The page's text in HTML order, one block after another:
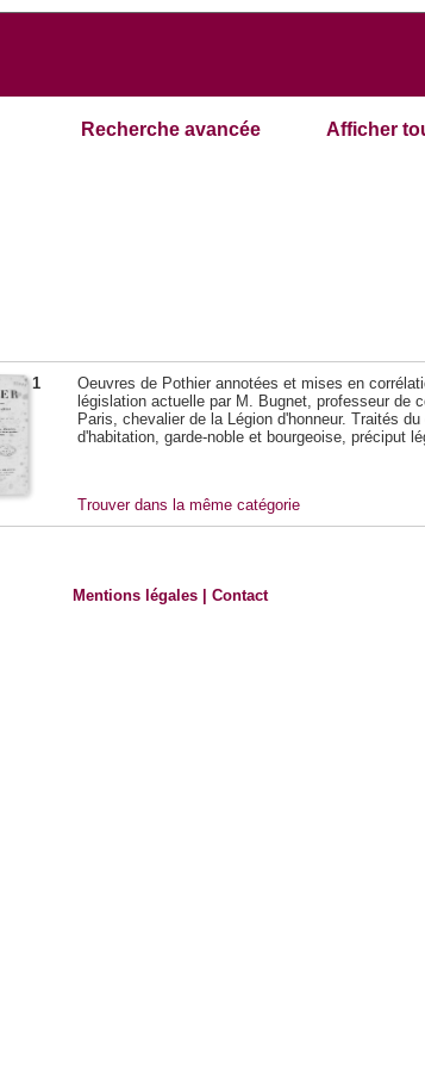
Recherche avancée Afficher
1
Oeuvres de Pothier annotées et mises en
législation actuelle par M. Bugnet, professeur de
Paris, chevalier de la Légion d'honneur. Traités
d'habitation, garde-noble et bourgeoise, préciput
Trouver dans la même catégorie
Mentions légales |Contact